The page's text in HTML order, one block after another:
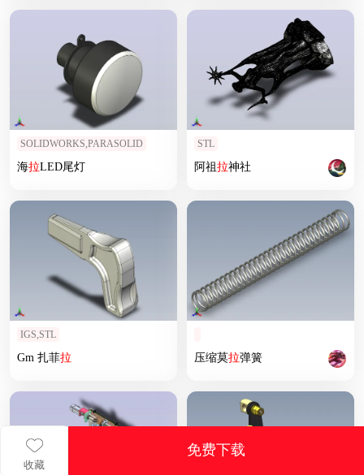
收藏
免费下载
SOLIDWORKS,PARASOLID
海拉LED尾灯
STL
阿祖拉神社
IGS,STL
Gm 扎菲拉 压缩莫拉弹簧